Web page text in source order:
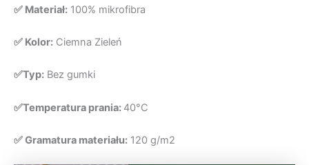
✅ Materiał: 100% mikrofibra
✅ Kolor: Ciemna Zieleń
✅Typ: Bez gumki
✅Temperatura prania: 40°C
✅ Gramatura materiału: 120 g/m2